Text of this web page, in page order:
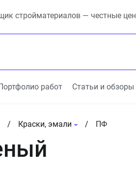
стройматериалов — честные
работ Статьи и обзоры
Краски, эмали ПФ